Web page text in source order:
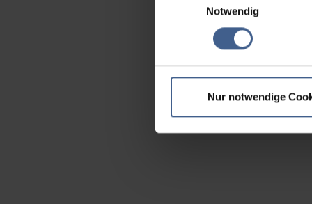
Notwendig
Nur notwendige